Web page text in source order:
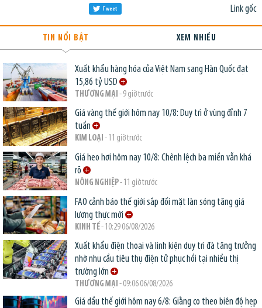
Link gốc
Tweet
TIN NỔI BẬT XEM NHIỀU
Xuất khẩu hàng hóa của Việt Nam sang Hàn Quốc đạt
15,86 tỷ USD
THƯƠNG MẠI - 9 giờ trước
Giá vàng thế giới hôm nay 10/8: Duy trì ở vùng đỉnh 7
tuần
KIM LOẠI - 11 giờ trước
Giá heo hơi hôm nay 10/8: Chênh lệch ba miền vẫn khá
rõ
NÔNG NGHIỆP- 11 giờ trước
FAO cảnh báo thế giới sắp đối mặt làn sóng tăng giá
lương thực mới
KINH TẾ- 10:29 06/08/2026
Xuất khẩu điện thoại và linh kiện duy trì đà tăng trưởng
nhờ nhu cầu tiêu thụ điện tử phục hồi tại nhiều thị
trường lớn
THƯƠNG MẠI - 09:06 06/08/2026
Giá dầu thế giới hôm nay 6/8: Giằng co theo biên độ hẹp